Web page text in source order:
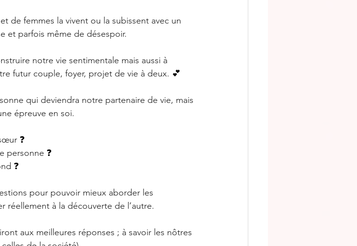
de femmes la vivent ou la subissent avec un
et parfois même de désespoir.
notre vie sentimentale mais aussi à
futur couple, foyer, projet de vie à deux. 💕
qui deviendra notre partenaire de vie, mais
épreuve en soi.
❓
personne ❓
❓
pour pouvoir mieux aborder les
réellement à la découverte de l’autre.
aux meilleures réponses ; à savoir les nôtres